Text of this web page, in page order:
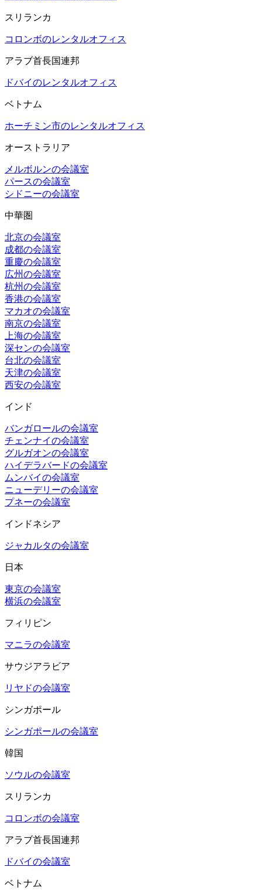
スリランカ
コロンボのレンタルオフィス
アラブ首長国連邦
ドバイのレンタルオフィス
ベトナム
ホーチミン市のレンタルオフィス
オーストラリア
メルボルンの会議室
パースの会議室
シドニーの会議室
中華圏
北京の会議室
成都の会議室
重慶の会議室
広州の会議室
杭州の会議室
香港の会議室
マカオの会議室
南京の会議室
上海の会議室
深センの会議室
台北の会議室
天津の会議室
西安の会議室
インド
バンガロールの会議室
チェンナイの会議室
グルガオンの会議室
ハイデラバードの会議室
ムンバイの会議室
ニューデリーの会議室
プネーの会議室
インドネシア
ジャカルタの会議室
日本
東京の会議室
横浜の会議室
フィリピン
マニラの会議室
サウジアラビア
リヤドの会議室
シンガポール
シンガポールの会議室
韓国
ソウルの会議室
スリランカ
コロンボの会議室
アラブ首長国連邦
ドバイの会議室
ベトナム